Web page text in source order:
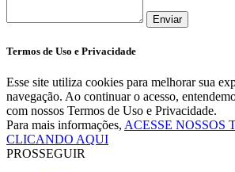
Enviar
Termos de Uso e Privacidade
Esse site utiliza cookies para melhorar sua
navegação. Ao continuar o acesso,
com nossos Termos de Uso e Privacidade.
Para mais informações, ACESSE NOSSOS
CLICANDO AQUI
PROSSEGUIR